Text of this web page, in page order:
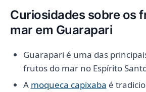
Curiosidades sobre os
mar em Guarapari
Guarapari é uma das
frutos do mar no Espírito
A moqueca capixaba é